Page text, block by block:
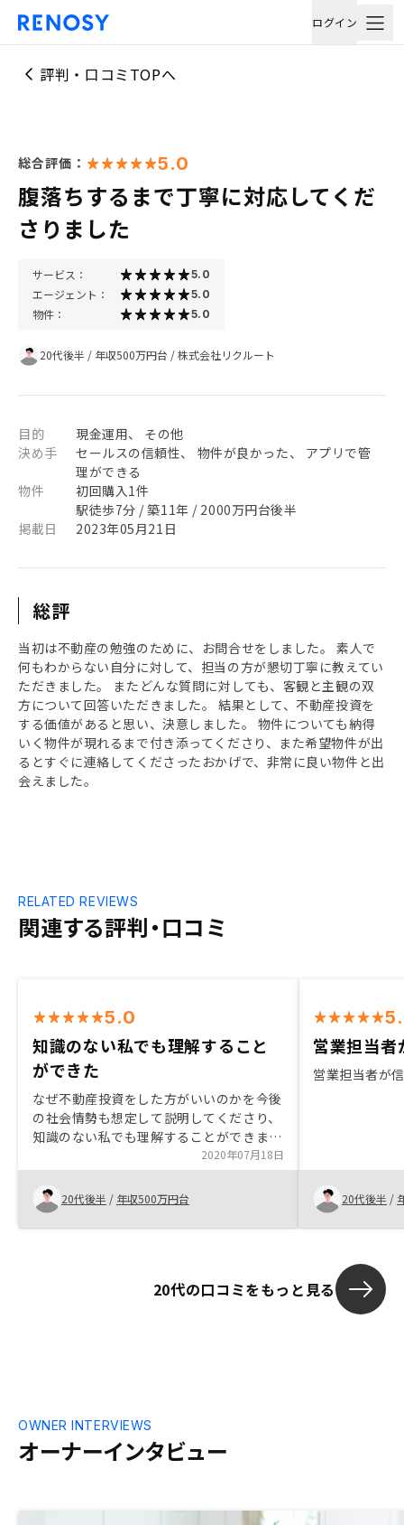
ログイン
評判・口コミTOPへ
総合評価： 5.0
腹落ちするまで丁寧に対応してくだ
さりました
サービス： 5.0
エージェント： 5.0
物件： 5.0
20代後半 / 年収500万円台 /株式会社リクルート
目的
現金運用、 その他
決め手
セールスの信頼性、 物件が良かった、 アプリで管
理ができる
物件
初回購入1件
駅徒歩7分 / 築11年 / 2000万円台後半
掲載日
2023年05月21日
総評
当初は不動産の勉強のために、お問合せをしました。 素人で
何もわからない自分に対して、担当の方が懇切丁寧に教えてい
ただきました。 またどんな質問に対しても、客観と主観の双
方について回答いただきました。 結果として、不動産投資を
する価値があると思い、決意しました。 物件についても納得
いく物件が現れるまで付き添ってくださり、また希望物件が出
るとすぐに連絡してくださったおかげで、非常に良い物件と出
会えました。
関連する評判・口コミ
RELATED REVIEWS
5.0
知識のない私でも理解すること
ができた
なぜ不動産投資をした方がいいのかを今後
の社会情勢も想定して説明してくださり、
知識のない私でも理解することができまし
た。 また常にこちらの不安点を聞いてく
ださったこと、会社として大きく成長中と
いうことからも安心して任せようと思いま
した。
2020年07月18日
20代後半 / 年収500万円台
営業担当者
営業担当者が
20代後半 /
20代の口コミをもっと見る
オーナーインタビュー
OWNER INTERVIEWS